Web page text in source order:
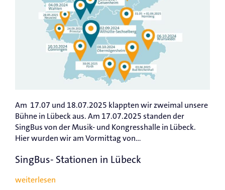
SingBus- Stationen in Lübeck
Am 17.07 und 18.07.2025 klappten wir zweimal unsere
Bühne in Lübeck aus. Am 17.07.2025 standen der
SingBus von der Musik- und Kongresshalle in Lübeck.
Hier wurden wir am Vormittag von...
weiterlesen